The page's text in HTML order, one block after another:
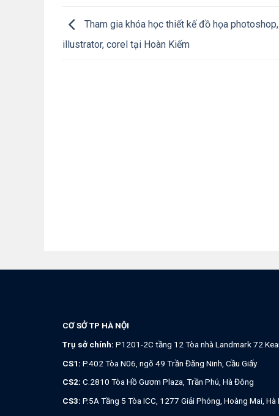
Tham gia khóa học thiết kế đồ họa photoshop,
illustrator, corel tại Hoàn Kiếm